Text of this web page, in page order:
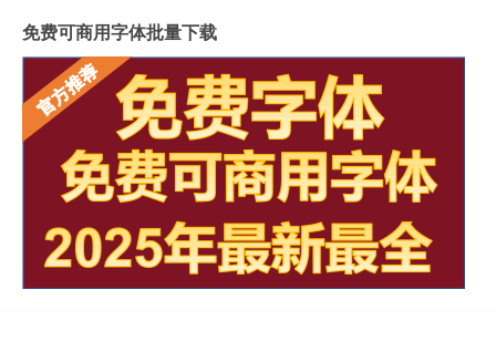
免费可商用字体批量下载